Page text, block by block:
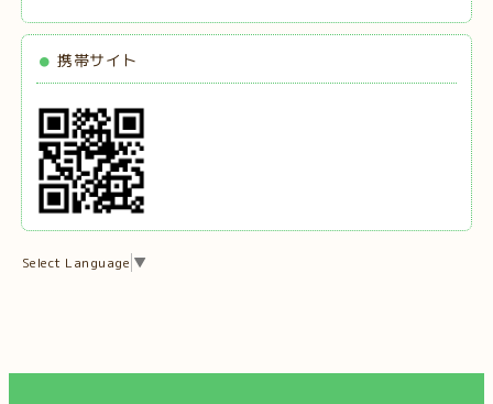
携帯サイト
Select Language ▼